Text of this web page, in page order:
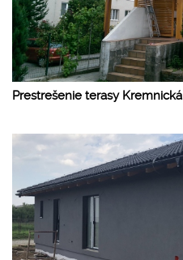
Prestrešenie terasy Kremnická